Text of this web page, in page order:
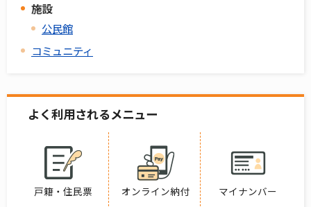
施設
公民館
コミュニティ
よく利用されるメニュー
戸籍・住民票 オンライン納付 マイナンバー